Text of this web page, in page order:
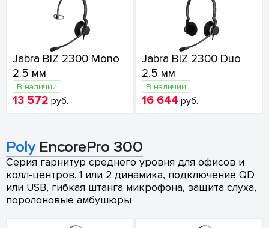
Jabra BIZ 2300 Mono
2.5 мм
В наличии
13 572 руб.
Jabra BIZ 2300 Duo
2.5 мм
В наличии
16 644 руб.
PolyEncorePro 300
Серия гарнитур среднего уровня для офисов и
колл-центров. 1 или 2 динамика, подключение QD
или USB, гибкая штанга микрофона, защита слуха,
поролоновые амбушюры